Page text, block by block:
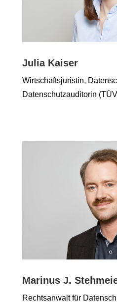
Julia Kaiser
Wirtschaftsjuristin,
Datenschutzauditorin
Marinus J.
Rechtsanwalt für